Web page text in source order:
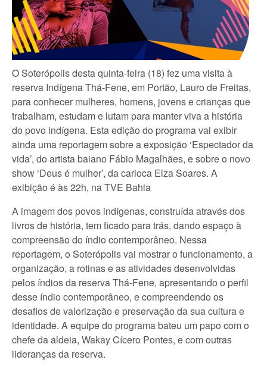
O Soterópolis desta quinta-feira (18) fez uma visita à
reserva Indígena Thá-Fene, em Portão, Lauro de Freitas,
para conhecer mulheres, homens, jovens e crianças que
trabalham, estudam e lutam para manter viva a história
do povo indígena. Esta edição do programa vai exibir
ainda uma reportagem sobre a exposição ‘Espectador da
vida’, do artista baiano Fábio Magalhães, e sobre o novo
show ‘Deus é mulher’, da carioca Elza Soares. A
exibição é às 22h, na TVE Bahia
A imagem dos povos indígenas, construída através dos
livros de história, tem ficado para trás, dando espaço à
compreensão do índio contemporâneo. Nessa
reportagem, o Soterópolis vai mostrar o funcionamento, a
organização, a rotinas e as atividades desenvolvidas
pelos índios da reserva Thá-Fene, apresentando o perfil
desse índio contemporâneo, e compreendendo os
desafios de valorização e preservação da sua cultura e
identidade. A equipe do programa bateu um papo com o
chefe da aldeia, Wakay Cícero Pontes, e com outras
lideranças da reserva.